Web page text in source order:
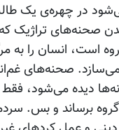
در چهره‌ی یک
صحنه‌های تراژیک
است، انسان را به
می‌سازد. صحنه‌های
دیده می‌شود، فقط
برساند و بس.